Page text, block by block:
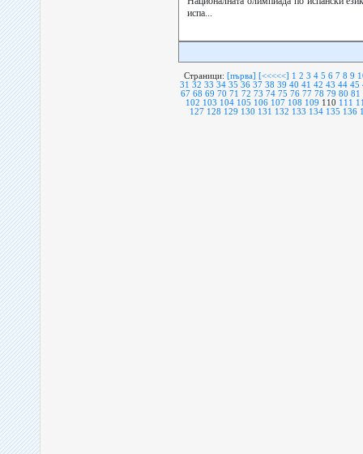
испа...
Страници: [първа] [<<<<<] 1 2 3 4 5 6 7 8 9
31 32 33 34 35 36 37 38 39 40 41 42 43 44 45
67 68 69 70 71 72 73 74 75 76 77 78 79 80 81
102 103 104 105 106 107 108 109 110 111
127 128 129 130 131 132 133 134 135 136